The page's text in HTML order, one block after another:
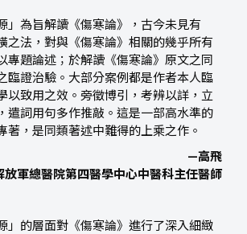
」為旨解讀《傷寒論》，古今未見有
之法，對與《傷寒論》相關的幾乎所有
專題論述；於解讀《傷寒論》原文之同
臨證治驗。大部分案例都是作者本人臨
以致用之效。旁徵博引，考辨以詳，立
遣詞用句多作推敲。這是一部高水準的
著，是同類著述中難得的上乘之作。
—高飛
放軍總醫院第四醫學中心中醫科主任醫師
」的層面對《傷寒論》進行了深入細緻